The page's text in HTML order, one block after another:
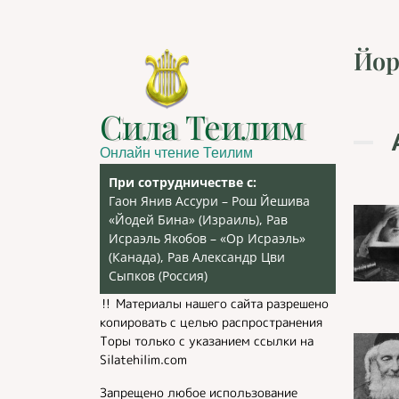
Сила Теилим
Онлайн чтение Теилим
При сотрудничестве с:
Гаон Янив Ассури – Рош Йешива
«Йодей Бина» (Израиль), Рав
Исраэль Якобов – «Ор Исраэль»
(Канада), Рав Александр Цви
Сыпков (Россия)
‼️ Материалы нашего сайта разрешено
копировать с целью распространения
Торы только с указанием ссылки на
Silatehilim.com
Запрещено любое использование